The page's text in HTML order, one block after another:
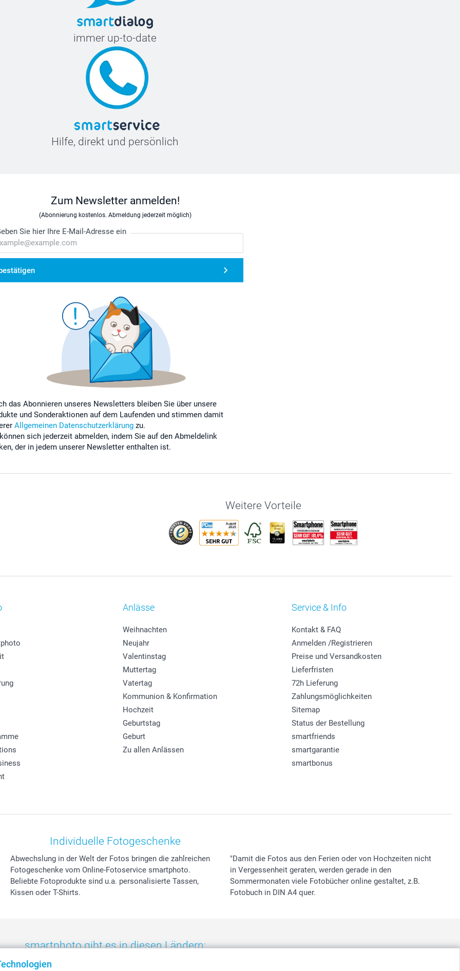
immer up-to-date
Hilfe, direkt und persönlich
Zum Newsletter anmelden!
(Abonnierung kostenlos. Abmeldung jederzeit möglich)
Sie hier Ihre E-Mail-Adresse ein
das Abonnieren unseres Newsletters bleiben Sie über unsere
und Sonderaktionen auf dem Laufenden und stimmen damit
Allgemeinen Datenschutzerklärung zu.
sich jederzeit abmelden, indem Sie auf den Abmeldelink
der in jedem unserer Newsletter enthalten ist.
Weitere Vorteile
Anlässe
Weihnachten
Neujahr
Valentinstag
Muttertag
Vatertag
Kommunion & Konfirmation
Hochzeit
Geburtstag
Geburt
Zu allen Anlässen
Service & Info
Kontakt & FAQ
Anmelden /Registrieren
Preise und Versandkosten
Lieferfristen
72h Lieferung
Zahlungsmöglichkeiten
Sitemap
Status der Bestellung
smartfriends
smartgarantie
smartbonus
Individuelle Fotogeschenke
Abwechslung in der Welt der Fotos bringen die zahlreichen
Fotogeschenke vom Online-Fotoservice smartphoto.
Beliebte Fotoprodukte sind u.a. personalisierte Tassen,
Kissen oder T-Shirts.
"Damit die Fotos aus den Ferien oder von Hochzeiten nicht
in Vergessenheit geraten, werden gerade in den
Sommermonaten viele Fotobücher online gestaltet, z.B.
Fotobuch in DIN A4 quer.
smartphoto gibt es in diesen Ländern:
- Nederland